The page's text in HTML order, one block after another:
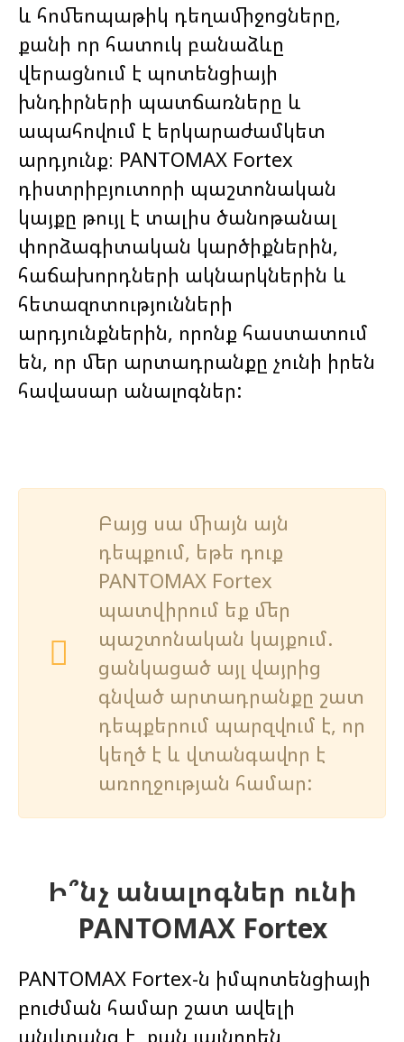
և հոմեոպաթիկ դեղամիջոցները,
քանի որ հատուկ բանաձևը
վերացնում է պոտենցիայի
խնդիրների պատճառները և
ապահովում է երկարաժամկետ
արդյունք։ PANTOMAX Fortex
դիստրիբյուտորի պաշտոնական
կայքը թույլ է տալիս ծանոթանալ
փորձագիտական ​​կարծիքներին,
հաճախորդների ակնարկներին և
հետազոտությունների
արդյունքներին, որոնք հաստատում
են, որ մեր արտադրանքը չունի իրեն
հավասար անալոգներ:
Բայց սա միայն այն
դեպքում, եթե դուք
PANTOMAX Fortex
պատվիրում եք մեր
պաշտոնական կայքում.
ցանկացած այլ վայրից
գնված արտադրանքը շատ
դեպքերում պարզվում է, որ
կեղծ է և վտանգավոր է
առողջության համար:
Ի՞նչ անալոգներ ունի
PANTOMAX Fortex
PANTOMAX Fortex-ն իմպոտենցիայի
բուժման համար շատ ավելի
անվտանգ է, քան լայնորեն